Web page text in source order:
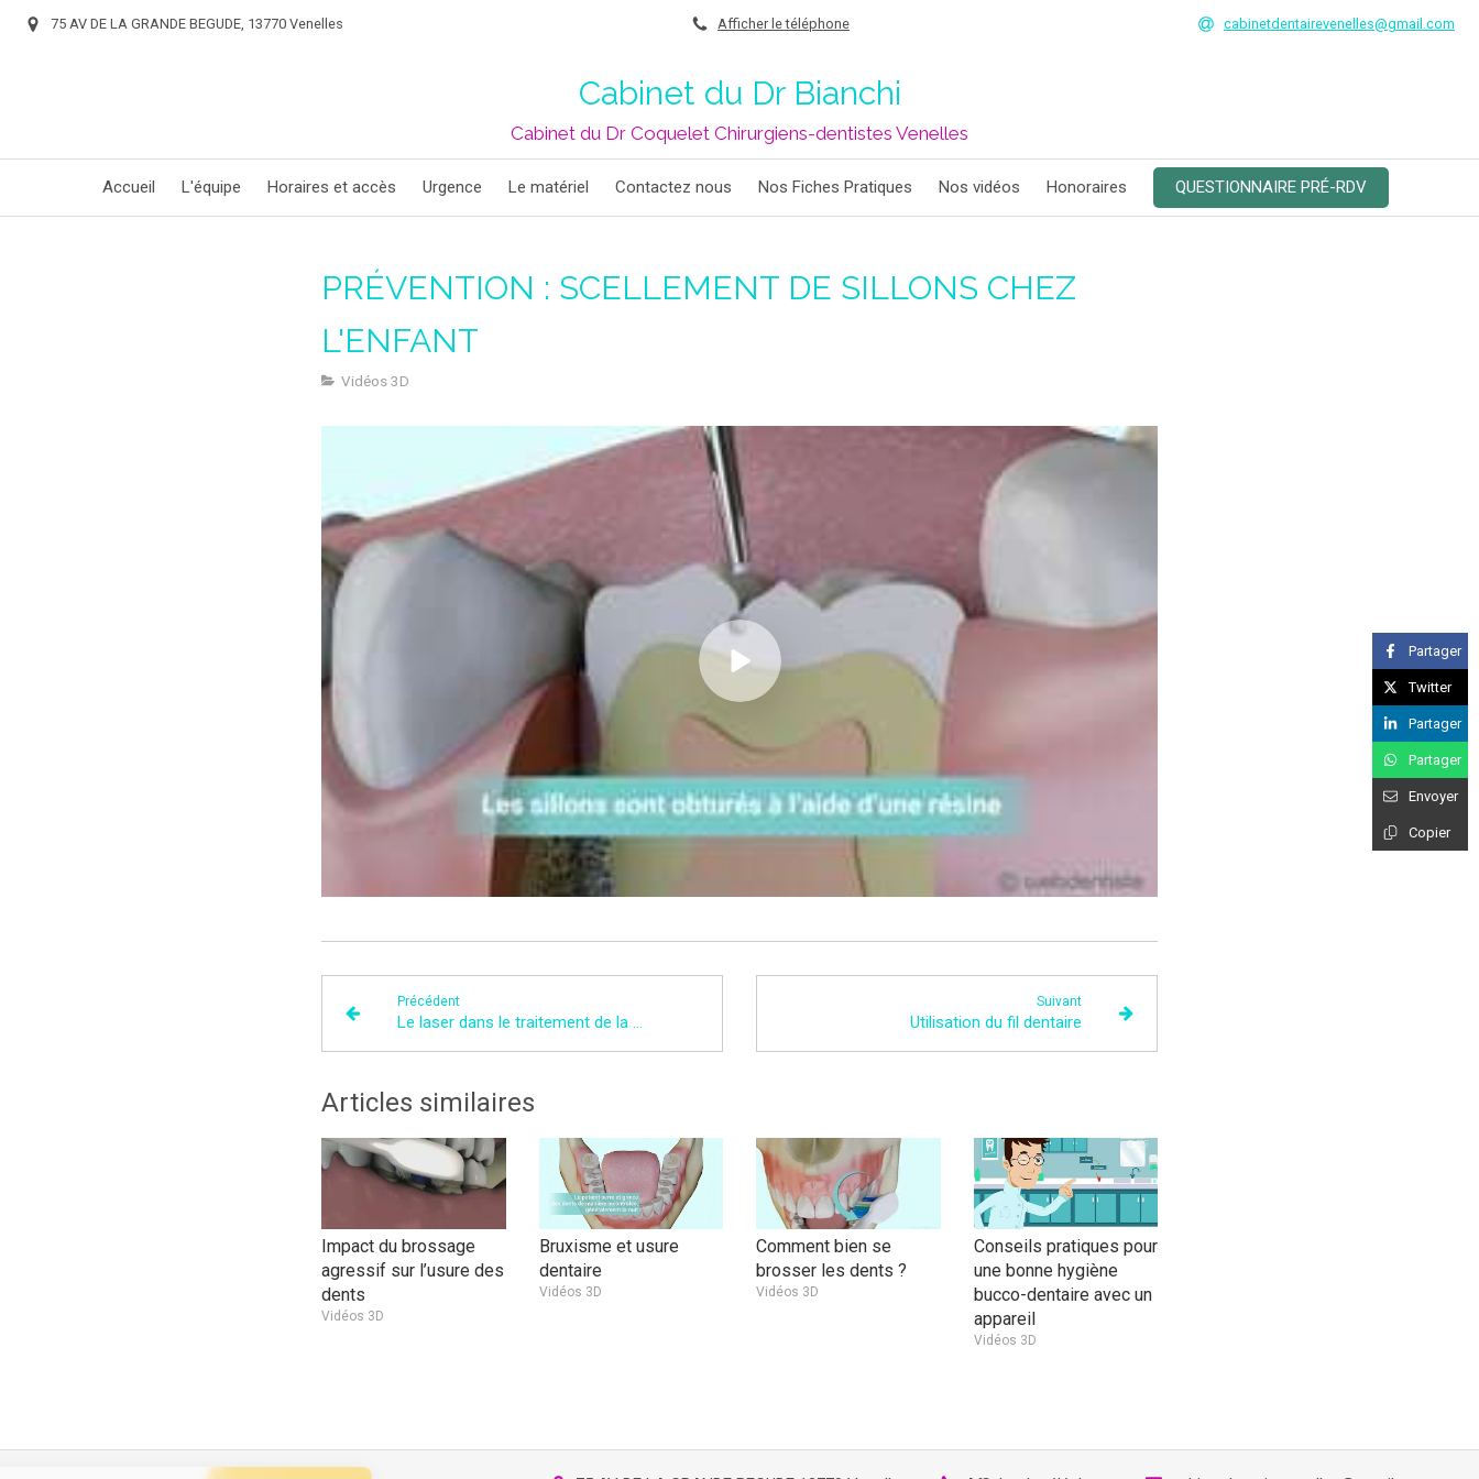
75 AV DE LA GRANDE BEGUDE, 13770 Venelles Afficher le téléphone cabinetdentairevenelles@gmail.com
Cabinet du Dr Bianchi
Cabinet du Dr Coquelet Chirurgiens-dentistes Venelles
Accueil L'équipe Horaires et accès Urgence Le matériel Contactez nous Nos Fiches Pratiques Nos vidéos Honoraires QUESTIONNAIRE PRÉ-RDV
PRÉVENTION : SCELLEMENT DE SILLONS CHEZ
L'ENFANT
Vidéos 3D
Précédent Suivant
Utilisation du fil dentaire
Articles similaires
Impact du brossage
agressif sur l’usure des
dents
Vidéos 3D
Bruxisme et usure
dentaire
Vidéos 3D
Comment bien se
brosser les dents ?
Vidéos 3D
Conseils pratiques pour
une bonne hygiène
bucco-dentaire avec un
appareil
Vidéos 3D
Partager
Twitter
Partager
Partager
Envoyer
Copier